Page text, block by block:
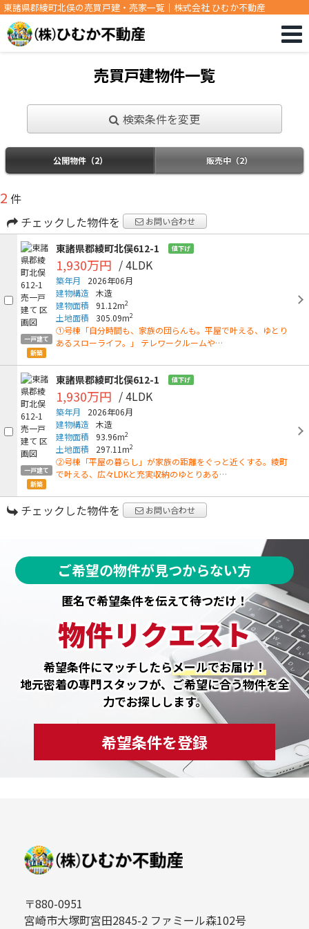
東諸県郡綾町北俣の売買戸建・売家一覧｜株式会社 ひむか不動産
売買戸建物件一覧
検索条件を変更
公開物件（2） 販売中（2）
2 件
チェックした物件を
お問い合わせ
一戸建て
新築
東諸県郡綾町北俣612-1 値下げ
1,930万円 / 4LDK
築年月
2026年06月
建物構造 木造
建物面積
91.12m2
土地面積 305.09m2
①号棟「自分時間も、家族の団らんも。平屋で叶える、ゆとり
あるスローライフ。」 テレワークルームや…
一戸建て
新築
東諸県郡綾町北俣612-1 値下げ
1,930万円 / 4LDK
築年月
2026年06月
建物構造 木造
建物面積
93.96m2
土地面積 297.11m2
②号棟「平屋の暮らし」が家族の距離をぐっと近くする。綾町
で叶える、広々LDKと充実収納のゆとりある…
チェックした物件を お問い合わせ
ご希望の物件が見つからない方
匿名で希望条件を伝えて待つだけ！
物件リクエスト
希望条件にマッチしたらメールでお届け！
地元密着の専門スタッフが、ご希望に合う物件を全
力でお探しします。
希望条件を登録
〒880-0951
宮崎市大塚町宮田2845-2 ファミール森102号